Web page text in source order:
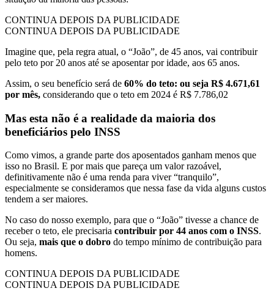
CONTINUA DEPOIS DA PUBLICIDADE
CONTINUA DEPOIS DA PUBLICIDADE
Imagine que, pela regra atual, o “João”, de 45 anos, vai contribuir
pelo teto por 20 anos até se aposentar por idade, aos 65 anos.
Assim, o seu benefício será de 60% do teto: ou seja R$ 4.671,61
por mês, considerando que o teto em 2024 é R$ 7.786,02
Mas esta não é a realidade da maioria dos
beneficiários pelo INSS
Como vimos, a grande parte dos aposentados ganham menos que
isso no Brasil. E por mais que pareça um valor razoável,
definitivamente não é uma renda para viver “tranquilo”,
especialmente se consideramos que nessa fase da vida alguns custos
tendem a ser maiores.
No caso do nosso exemplo, para que o “João” tivesse a chance de
receber o teto, ele precisaria contribuir por 44 anos com o INSS.
Ou seja, mais que o dobro do tempo mínimo de contribuição para
homens.
CONTINUA DEPOIS DA PUBLICIDADE
CONTINUA DEPOIS DA PUBLICIDADE